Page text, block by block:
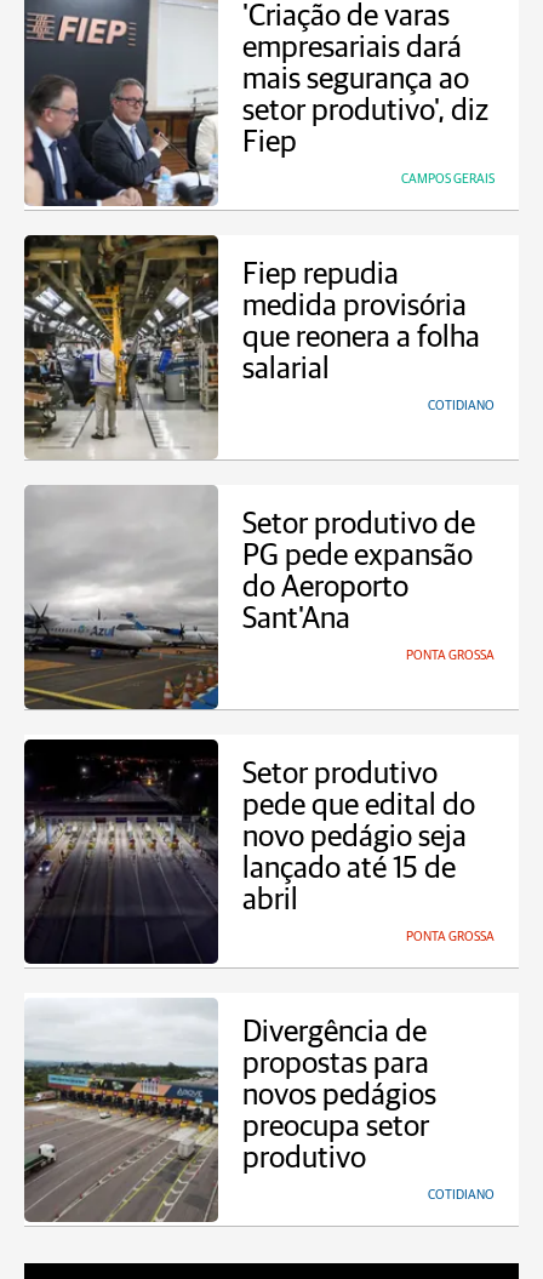
'Criação de varas
empresariais dará
mais segurança ao
setor produtivo', diz
Fiep
CAMPOS GERAIS
Fiep repudia
medida provisória
que reonera a folha
salarial
COTIDIANO
Setor produtivo de
PG pede expansão
do Aeroporto
Sant'Ana
PONTA GROSSA
Setor produtivo
pede que edital do
novo pedágio seja
lançado até 15 de
abril
PONTA GROSSA
Divergência de
propostas para
novos pedágios
preocupa setor
produtivo
COTIDIANO